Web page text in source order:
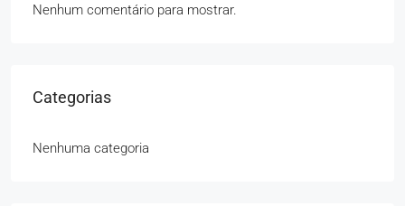
Nenhum comentário para mostrar.
Categorias
Nenhuma categoria